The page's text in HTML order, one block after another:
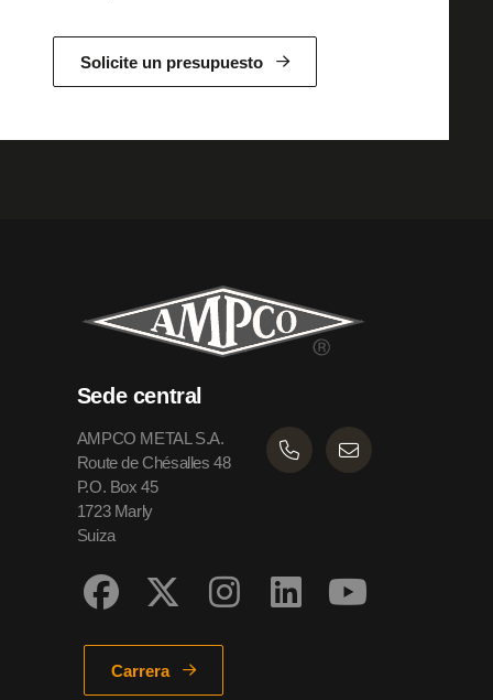
Solicite un presupuesto
Sede central
AMPCO METAL S.A.
Route de Chésalles 48
P.O. Box 45
1723 Marly
Suiza
Carrera